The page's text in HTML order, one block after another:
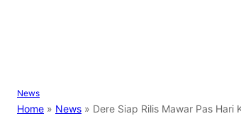
News
Home » News » Dere Siap Rilis Mawar Pas Hari